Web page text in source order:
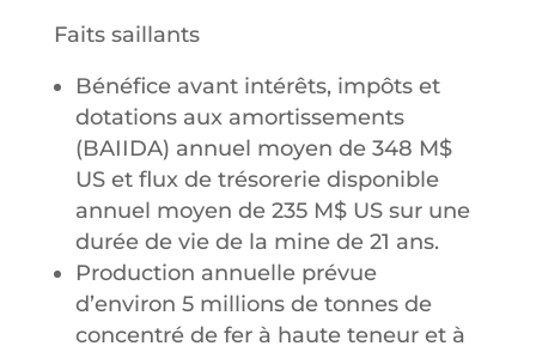
Faits saillants
Bénéfice avant intérêts, impôts et
dotations aux amortissements
(BAIIDA) annuel moyen de 348 M$
US et flux de trésorerie disponible
annuel moyen de 235 M$ US sur une
durée de vie de la mine de 21 ans.
Production annuelle prévue
d’environ 5 millions de tonnes de
concentré de fer à haute teneur et à